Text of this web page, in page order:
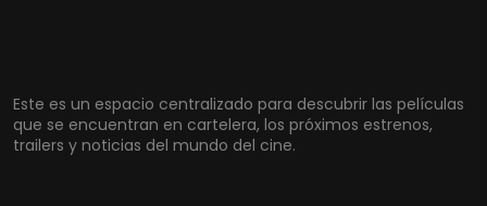
Este es un espacio centralizado para descubrir las películas
que se encuentran en cartelera, los próximos estrenos,
trailers y noticias del mundo del cine.